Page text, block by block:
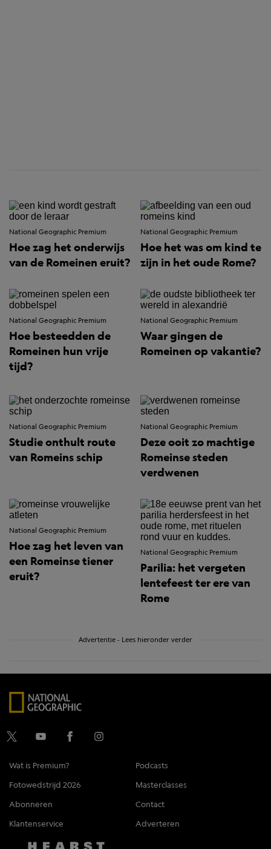
National Geographic Premium
Hoe zag het onderwijs
van de Romeinen eruit?
National Geographic Premium
Hoe het was om kind te
zijn in het oude Rome?
National Geographic Premium
Hoe besteedden de
Romeinen hun vrije
tijd?
National Geographic Premium
Waar gingen de
Romeinen op vakantie?
National Geographic Premium
Studie onthult route
van Romeins schip
National Geographic Premium
Deze ooit zo machtige
Romeinse steden
verdwenen
National Geographic Premium
Hoe zag het leven van
een Romeinse tiener
eruit?
National Geographic Premium
Parilia: het vergeten
lentefeest ter ere van
Rome
Advertentie - Lees hieronder verder
Wat is Premium?
Podcasts
Fotowedstrijd 2026
Masterclasses
Abonneren
Contact
Klantenservice
Adverteren